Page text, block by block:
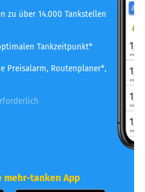
zu über 14.000 Tankstellen
Tankzeitpunkt*
Preisalarm, Routenplaner*,
mehr-tanken App